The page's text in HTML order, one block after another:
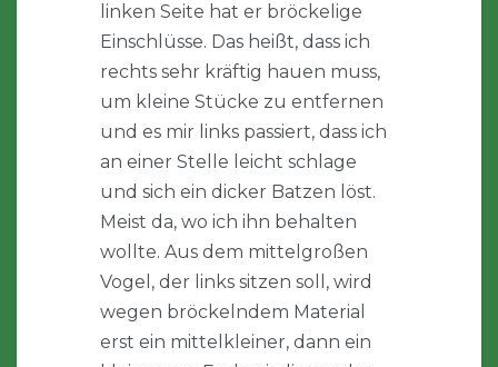
linken Seite hat er bröckelige
Einschlüsse. Das heißt, dass ich
rechts sehr kräftig hauen muss,
um kleine Stücke zu entfernen
und es mir links passiert, dass ich
an einer Stelle leicht schlage
und sich ein dicker Batzen löst.
Meist da, wo ich ihn behalten
wollte. Aus dem mittelgroßen
Vogel, der links sitzen soll, wird
wegen bröckelndem Material
erst ein mittelkleiner, dann ein